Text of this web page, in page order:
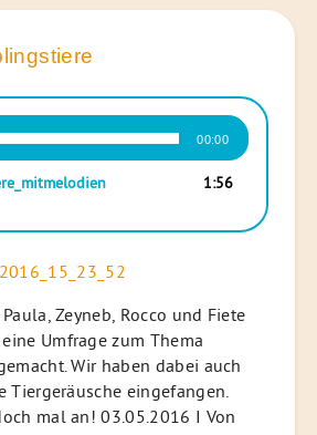
00:00
1:56
Zeyneb, Rocco und Fiete
Umfrage zum Thema
Wir haben dabei auch
Tiergeräusche eingefangen.
mal an! 03.05.2016 I Von